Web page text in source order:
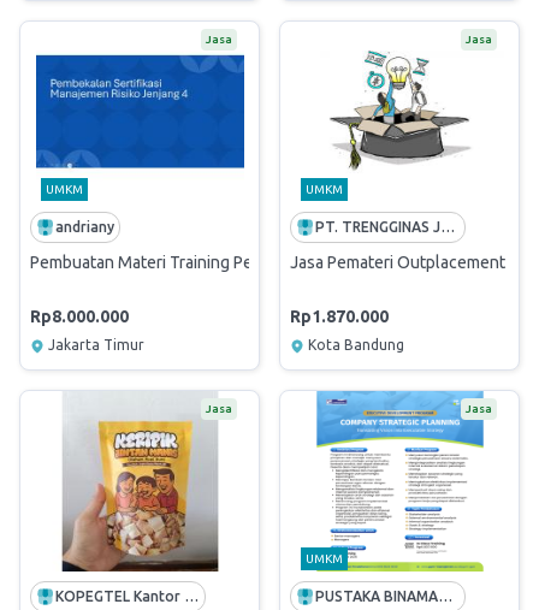
Jasa
UMKM
andriany
Pembuatan Materi Training Pembekalan Sertifikasi
Rp8.000.000
Jakarta Timur
Jasa
UMKM
PT. TRENGGINAS JAYA
Jasa Pemateri Outplacement -
Rp1.870.000
Kota Bandung
Jasa
KOPEGTEL Kantor Perusahaan
Jasa
UMKM
PUSTAKA BINAMAN PRESSINDO - PPM MANAJEMEN